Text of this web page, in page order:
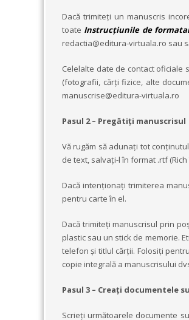
Dacă trimiteți un manuscris
toate Instrucțiunile de
redactia@editura-virtuala.ro sau
Celelalte date de contact oficiale
(fotografii, cărţi fizice, alte
manuscrise@editura-virtuala.ro
Pasul 2 – Pregătiți manuscrisul
Vă rugăm să adunați tot
de text, salvați-l în format .rtf (Rich
Dacă intenționați trimiterea
pentru carte în el.
Dacă trimiteți manuscrisul prin
plastic sau un stick de memorie.
telefon și titlul cărții. Folosiți
copie integrală a manuscrisului
Pasul 3 – Creați documentele
Scrieți următoarele documente